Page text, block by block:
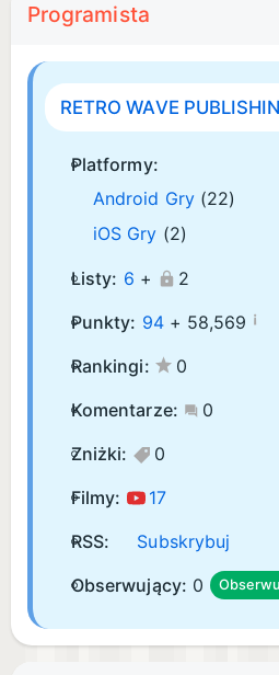
Programista
RETRO WAVE
Platformy:
Android Gry (22)
iOS Gry (2)
Listy: 6 +
2
Punkty: 94+ 58,569 ¡
Rankingi:
0
Komentarze:
0
Zniżki:
0
Filmy:
17
RSS:
Subskrybuj
Obserwujący: 0